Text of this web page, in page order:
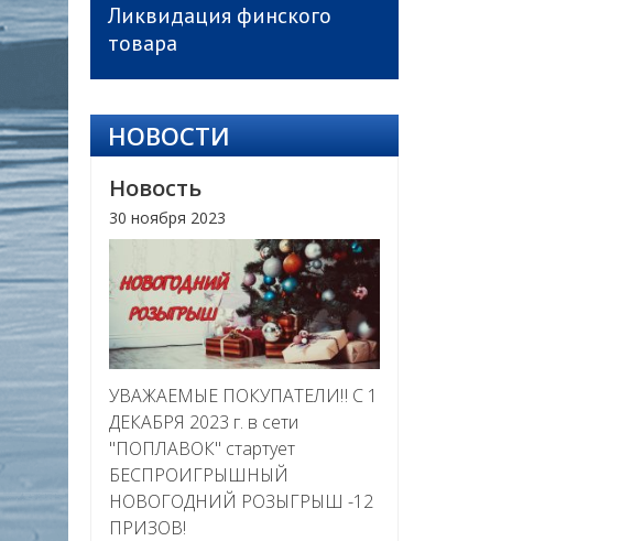
Ликвидация финского
товара
НОВОСТИ
Новость
30 ноября 2023
УВАЖАЕМЫЕ ПОКУПАТЕЛИ‼ С 1
ДЕКАБРЯ 2023 г. в сети
"ПОПЛАВОК" стартует
БЕСПРОИГРЫШНЫЙ
НОВОГОДНИЙ РОЗЫГРЫШ -12
ПРИЗОВ!